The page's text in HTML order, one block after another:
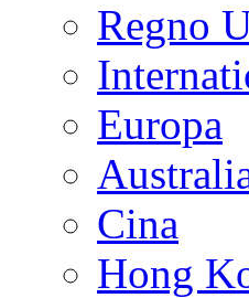
Regno
Europa
Cina
Hong